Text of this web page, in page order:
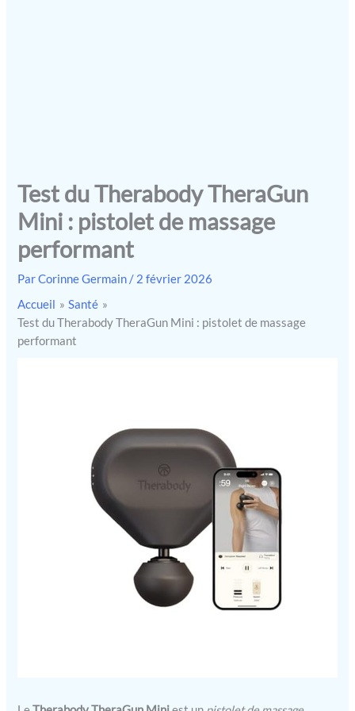
Test du Therabody TheraGun
Mini : pistolet de massage
performant
ParCorinne Germain / 2 février 2026
Accueil
Santé
Test du Therabody TheraGun Mini : pistolet de massage
performant